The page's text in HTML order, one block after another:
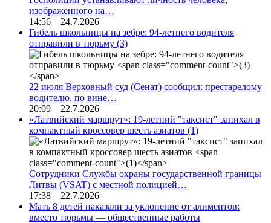
изображенного на…
14:56 24.7.2026
Гибель школьницы на зебре: 94-летнего водителя
отправили в тюрьму (3)
22 июля Верховный суд (Сенат) сообщил: престарелому
водителю, по вине…
20:09 22.7.2026
«Латвийский маршрут»: 19-летний "таксист" запихал в
компактный кроссовер шесть азиатов (1)
Сотрудники Службы охраны государственной границы
Литвы (VSAT) с местной полицией…
17:38 22.7.2026
Мать 8 детей наказали за уклонение от алиментов:
вместо тюрьмы — общественные работы